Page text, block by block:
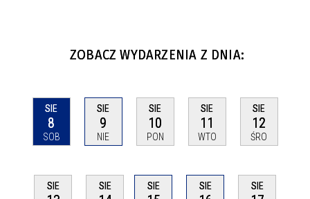
ZOBACZ WYDARZENIA Z DNIA:
SIE
8
SOB
SIE
9
NIE
SIE
10
PON
SIE
11
WTO
SIE
12
ŚRO
SIE SIE SIE SIE SIE